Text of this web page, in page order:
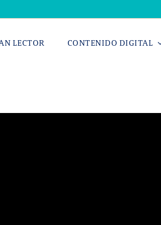
LECTOR CONTENIDO DIGITAL